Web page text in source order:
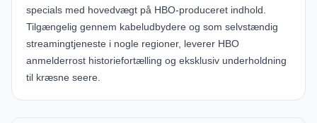
specials med hovedvægt på HBO-produceret indhold.
Tilgængelig gennem kabeludbydere og som selvstændig
streamingtjeneste i nogle regioner, leverer HBO
anmelderrost historiefortælling og eksklusiv underholdning
til kræsne seere.